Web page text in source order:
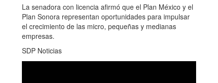
La senadora con licencia afirmó que el Plan México y el
Plan Sonora representan oportunidades para impulsar
el crecimiento de las micro, pequeñas y medianas
empresas.
SDP Noticias